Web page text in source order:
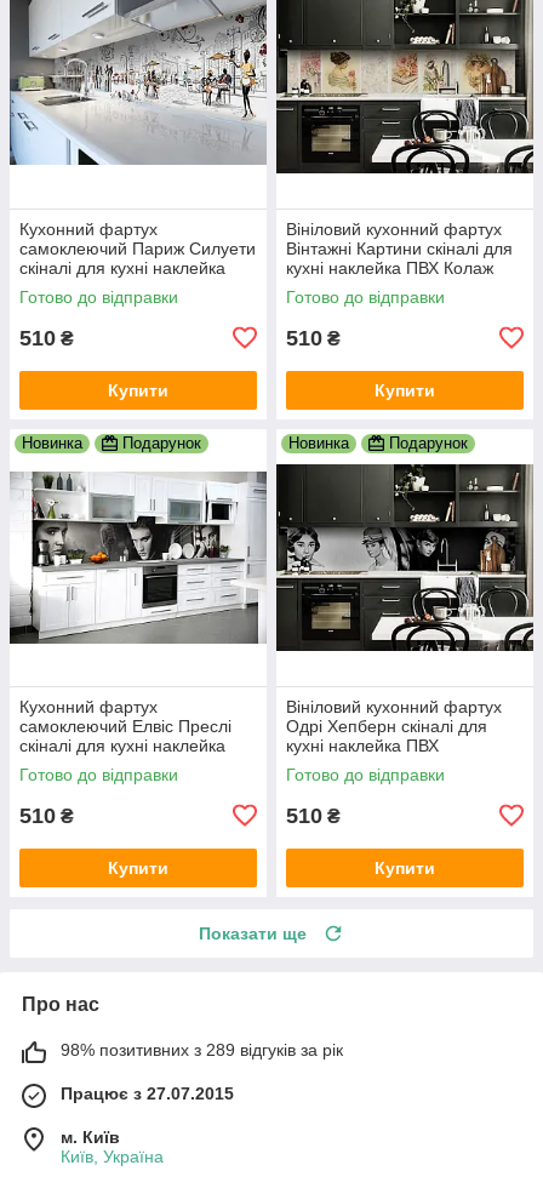
Кухонний фартух
самоклеючий Париж Силуети
скіналі для кухні наклейка
ПВХ люди мальований
вулиця 600х2000 мм
Готово до відправки
510 ₴
Купити
Вініловий кухонний фартух
Вінтажні Картини скіналі для
кухні наклейка ПВХ Колаж
Люди Бежевий 600х2000 мм
Готово до відправки
510 ₴
Купити
Новинка Подарунок
Кухонний фартух
самоклеючий Елвіс Преслі
скіналі для кухні наклейка
ПВХ ретро співаки сірий
600х2000 мм
Готово до відправки
510 ₴
Купити
Новинка Подарунок
Вініловий кухонний фартух
Одрі Хепберн скіналі для
кухні наклейка ПВХ
персонажі ретро Чорно-білий
600х2000 мм
Готово до відправки
510 ₴
Купити
Показати ще
Про нас
98% позитивних з 289 відгуків за рік
Працює з 27.07.2015
м. Київ
Київ, Україна